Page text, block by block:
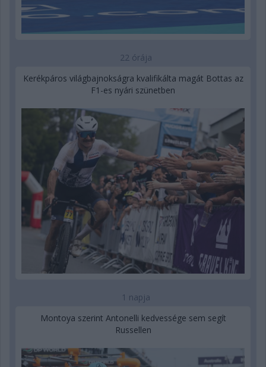
22 órája
Kerékpáros világbajnokságra kvalifikálta magát Bottas az
F1-es nyári szünetben
1 napja
Montoya szerint Antonelli kedvessége sem segít
Russellen